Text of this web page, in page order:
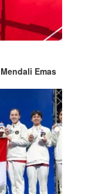
Emas